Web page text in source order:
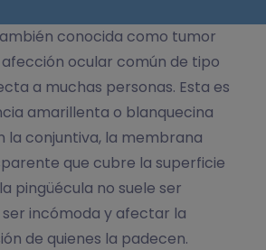
conocida como tumor
afección ocular común de tipo
a muchas personas. Esta es
amarillenta o blanquecina
la conjuntiva, la membrana
que cubre la superficie
pingüécula no suele ser
ser incómoda y afectar la
de quienes la padecen.